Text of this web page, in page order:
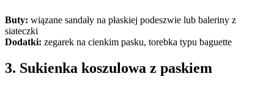
Buty: wiązane sandały na płaskiej podeszwie lub baleriny z
siateczki
Dodatki: zegarek na cienkim pasku, torebka typu baguette
3. Sukienka koszulowa z paskiem